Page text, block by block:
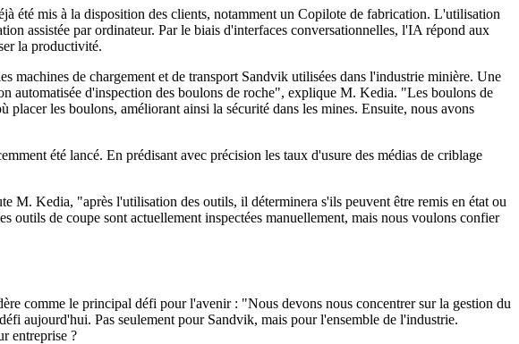
été mis à la disposition des clients, notamment un Copilote de fabrication. L'utilisation
assistée par ordinateur. Par le biais d'interfaces conversationnelles, l'IA répond aux
la productivité.
de chargement et de transport Sandvik utilisées dans l'industrie minière. Une
automatisée d'inspection des boulons de roche", explique M. Kedia. "Les boulons de
les boulons, améliorant ainsi la sécurité dans les mines. Ensuite, nous avons
été lancé. En prédisant avec précision les taux d'usure des médias de criblage
M. Kedia, "après l'utilisation des outils, il déterminera s'ils peuvent être remis en état ou
outils de coupe sont actuellement inspectées manuellement, mais nous voulons confier
comme le principal défi pour l'avenir : "Nous devons nous concentrer sur la gestion du
aujourd'hui. Pas seulement pour Sandvik, mais pour l'ensemble de l'industrie.
entreprise ?